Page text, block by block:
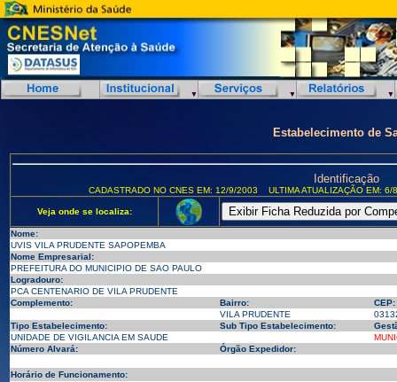
Estabelecimento de
Identificação
CADASTRADO NO CNES EM: 12/9/2003 ULTIMA ATUALIZAÇÃO EM:
Veja onde se localiza:
Nome:
UVIS VILA PRUDENTE SAPOPEMBA
Nome Empresarial:
PREFEITURA DO MUNICIPIO DE SAO PAULO
Logradouro:
PCA CENTENARIO DE VILA PRUDENTE
Complemento:
Bairro:
CEP:
VILA PRUDENTE
Tipo Estabelecimento:
Sub Tipo Estabelecimento:
UNIDADE DE VIGILANCIA EM SAUDE
Número Alvará:
Órgão Expedidor:
Horário de Funcionamento: